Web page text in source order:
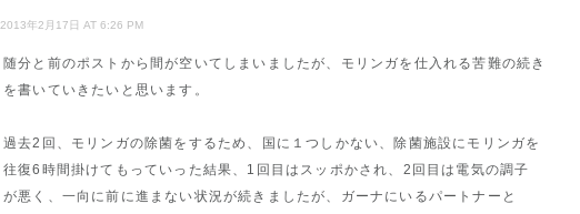
2013年2月17日 AT 6:26 PM
随分と前のポストから間が空いてしまいましたが、モリンガを仕入れる苦難の続き
を書いていきたいと思います。
過去2回、モリンガの除菌をするため、国に１つしかない、除菌施設にモリンガを
往復6時間掛けてもっていった結果、1回目はスッポかされ、2回目は電気の調子
が悪く、一向に前に進まない状況が続きましたが、ガーナにいるパートナーと